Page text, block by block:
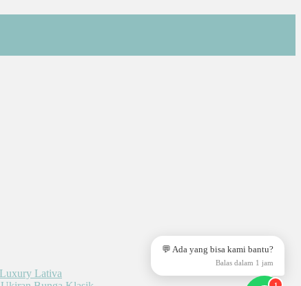
💬 Ada yang bisa kami bantu?
Balas dalam 1 jam